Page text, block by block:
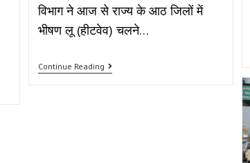
विभाग ने आज से राज्य के आठ जिलों में
भीषण लू (हीटवेव) चलने…
Continue Reading